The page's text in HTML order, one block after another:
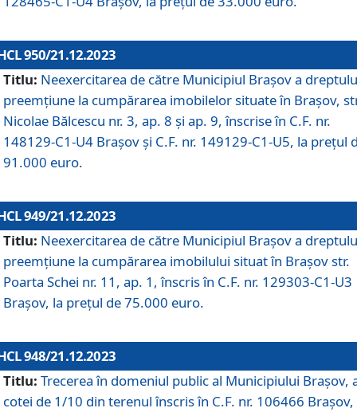
950/21.12.2023
Titlu: Neexercitarea de către Municipiul Brașov a
preemțiune la cumpărarea imobilelor situate în Brașov,
Nicolae Bălcescu nr. 3, ap. 8 și ap. 9, înscrise în C.F. nr.
148129-C1-U4 Brașov și C.F. nr. 149129-C1-U5, la prețul
91.000 euro.
949/21.12.2023
Titlu: Neexercitarea de către Municipiul Brașov a
preemțiune la cumpărarea imobilului situat în Brașov str.
Poarta Schei nr. 11, ap. 1, înscris în C.F. nr. 129303-C1-U3
Brașov, la prețul de 75.000 euro.
948/21.12.2023
Titlu: Trecerea în domeniul public al Municipiului Braşov,
cotei de 1/10 din terenul înscris în C.F. nr. 106466 Brașov,